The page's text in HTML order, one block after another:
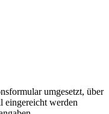
umgesetzt, über
eingereicht werden